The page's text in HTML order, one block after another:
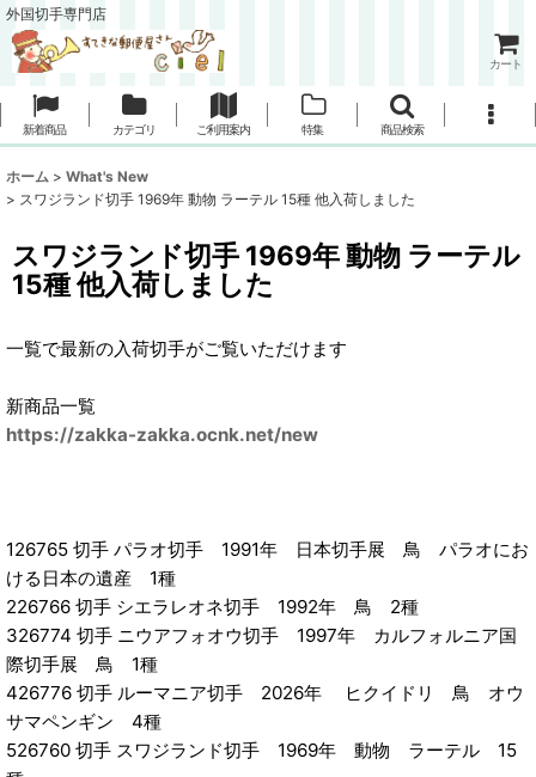
外国切手専門店
カート
新着商品 カテゴリ ご利用案内 特集 商品検索
ホーム > What's New
> スワジランド切手 1969年 動物 ラーテル 15種 他入荷しました
スワジランド切手 1969年 動物 ラーテル
15種 他入荷しました
一覧で最新の入荷切手がご覧いただけます
新商品一覧
https://zakka-zakka.ocnk.net/new
126765 切手 パラオ切手 1991年 日本切手展 鳥 パラオにお
ける日本の遺産 1種
226766 切手 シエラレオネ切手 1992年 鳥 2種
326774 切手 ニウアフォオウ切手 1997年 カルフォルニア国
際切手展 鳥 1種
426776 切手 ルーマニア切手 2026年 ヒクイドリ 鳥 オウ
サマペンギン 4種
526760 切手 スワジランド切手 1969年 動物 ラーテル 15